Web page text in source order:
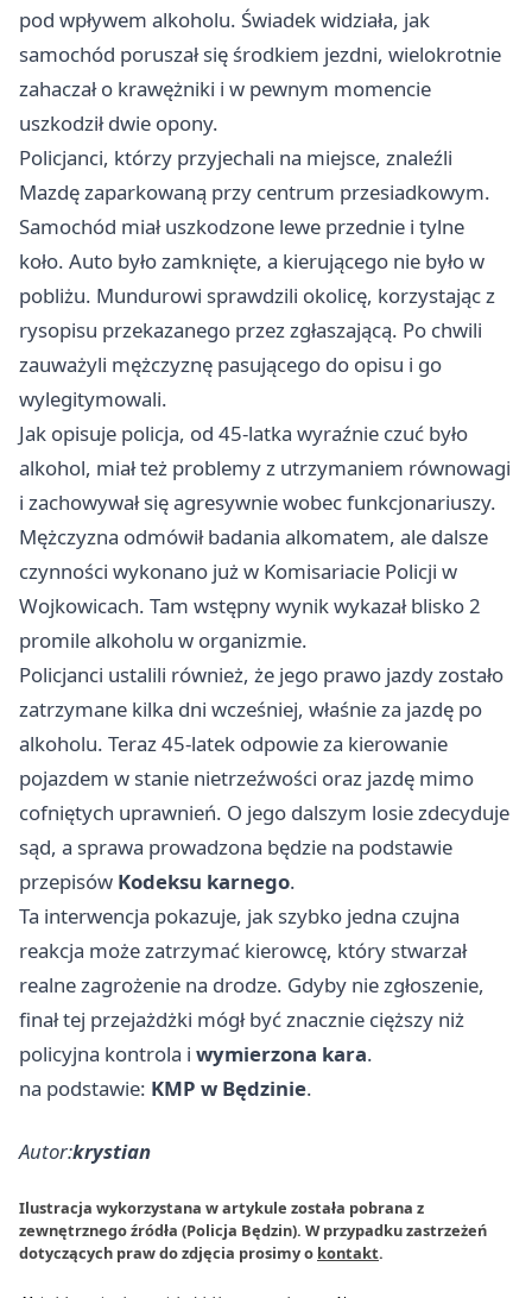
pod wpływem alkoholu. Świadek widziała, jak
samochód poruszał się środkiem jezdni, wielokrotnie
zahaczał o krawężniki i w pewnym momencie
uszkodził dwie opony.
Policjanci, którzy przyjechali na miejsce, znaleźli
Mazdę zaparkowaną przy centrum przesiadkowym.
Samochód miał uszkodzone lewe przednie i tylne
koło. Auto było zamknięte, a kierującego nie było w
pobliżu. Mundurowi sprawdzili okolicę, korzystając z
rysopisu przekazanego przez zgłaszającą. Po chwili
zauważyli mężczyznę pasującego do opisu i go
wylegitymowali.
Jak opisuje policja, od 45-latka wyraźnie czuć było
alkohol, miał też problemy z utrzymaniem równowagi
i zachowywał się agresywnie wobec funkcjonariuszy.
Mężczyzna odmówił badania alkomatem, ale dalsze
czynności wykonano już w Komisariacie Policji w
Wojkowicach. Tam wstępny wynik wykazał blisko 2
promile alkoholu w organizmie.
Policjanci ustalili również, że jego prawo jazdy zostało
zatrzymane kilka dni wcześniej, właśnie za jazdę po
alkoholu. Teraz 45-latek odpowie za kierowanie
pojazdem w stanie nietrzeźwości oraz jazdę mimo
cofniętych uprawnień. O jego dalszym losie zdecyduje
sąd, a sprawa prowadzona będzie na podstawie
przepisów Kodeksu karnego.
Ta interwencja pokazuje, jak szybko jedna czujna
reakcja może zatrzymać kierowcę, który stwarzał
realne zagrożenie na drodze. Gdyby nie zgłoszenie,
finał tej przejażdżki mógł być znacznie cięższy niż
policyjna kontrola i wymierzona kara.
na podstawie: KMP w Będzinie.
Autor:krystian
Ilustracja wykorzystana w artykule została pobrana z
zewnętrznego źródła (Policja Będzin). W przypadku zastrzeżeń
dotyczących praw do zdjęcia prosimy o kontakt.